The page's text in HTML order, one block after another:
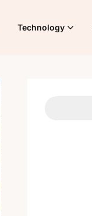
Technology